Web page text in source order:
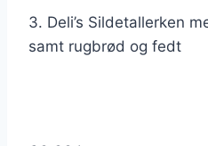
3. Deli’s Sildetallerken
samt rugbrød og fedt